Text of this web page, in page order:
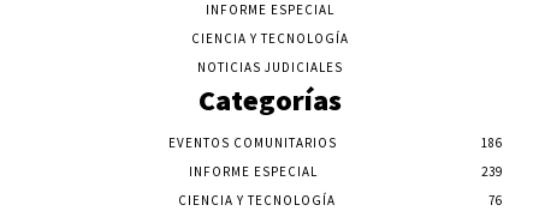
INFORME ESPECIAL
CIENCIA Y TECNOLOGÍA
NOTICIAS JUDICIALES
Categorías
EVENTOS COMUNITARIOS
186
INFORME ESPECIAL
239
CIENCIA Y TECNOLOGÍA
76